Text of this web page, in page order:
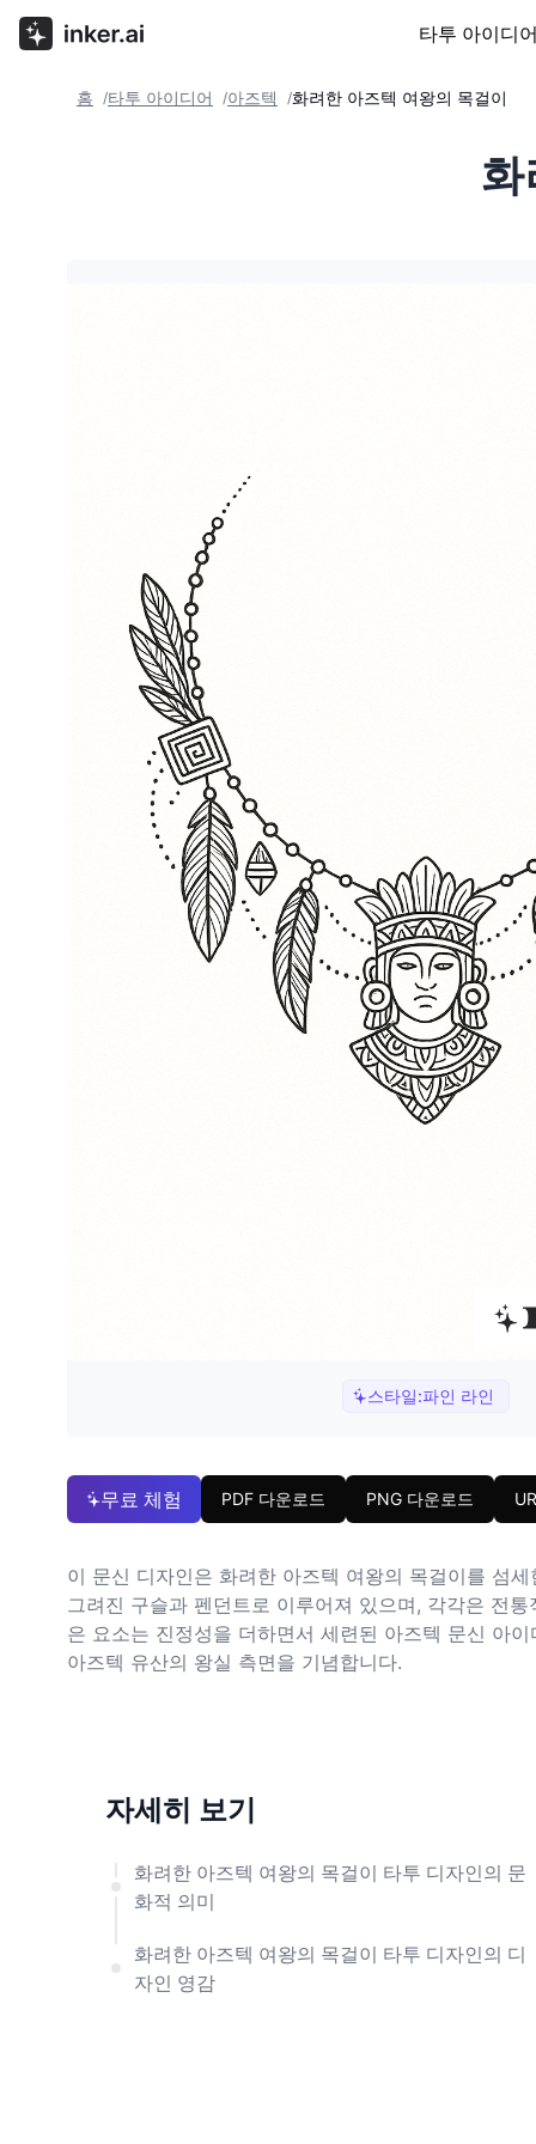
타투 아이디
홈 /타투 아이디어 /아즈텍 /화려한 아즈텍 여왕의 목걸이
화
스타일:파인 라인
무료 체험 PDF 다운로드 PNG 다운로드
이 문신 디자인은 화려한 아즈텍 여왕의 목걸이를 섬
그려진 구슬과 펜던트로 이루어져 있으며, 각각은 전
은 요소는 진정성을 더하면서 세련된 아즈텍 문신 아
아즈텍 유산의 왕실 측면을 기념합니다.
자세히 보기
화려한 아즈텍 여왕의 목걸이 타투 디자인의 문
화적 의미
화려한 아즈텍 여왕의 목걸이 타투 디자인의 디
자인 영감